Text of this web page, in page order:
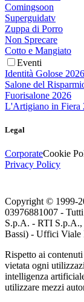
Comingsoon
Superguidatv
Zuppa di Porro
Non Sprecare
Cotto e Mangiato
Eventi
Identità Golose 2026
Salone del
Fuorisalone 2026
L'Artigiano in Fiera
Legal
CorporateCookie
Privacy Policy
Copyright © 1999-
03976881007 -
S.p.A. - RTI S.p.A.,
Bassi) - Uffici Viale
Rispetto ai
vietata ogni
intelligenza
utilizzare mezzi